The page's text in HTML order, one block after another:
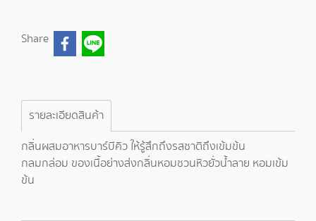
Share
รายละเอียดสินค้า
กลิ่นผสมอาหารบาร์บีคิว ให้รู้สึกถึงรสชาติถึงเข้มข้น
กลมกล่อม ของเนื้อย่างส่งกลิ่นหอมชวนหิวยั่วน้ำลาย หอมเข้ม
ข้น